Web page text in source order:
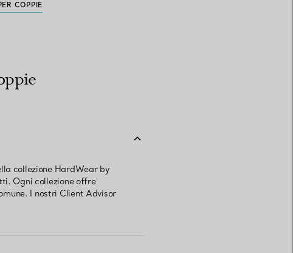
COPPIE
collezione HardWear by
Ogni collezione offre
I nostri Client Advisor